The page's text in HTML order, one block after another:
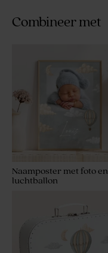
Combineer met
Naamposter met foto en
luchtballon